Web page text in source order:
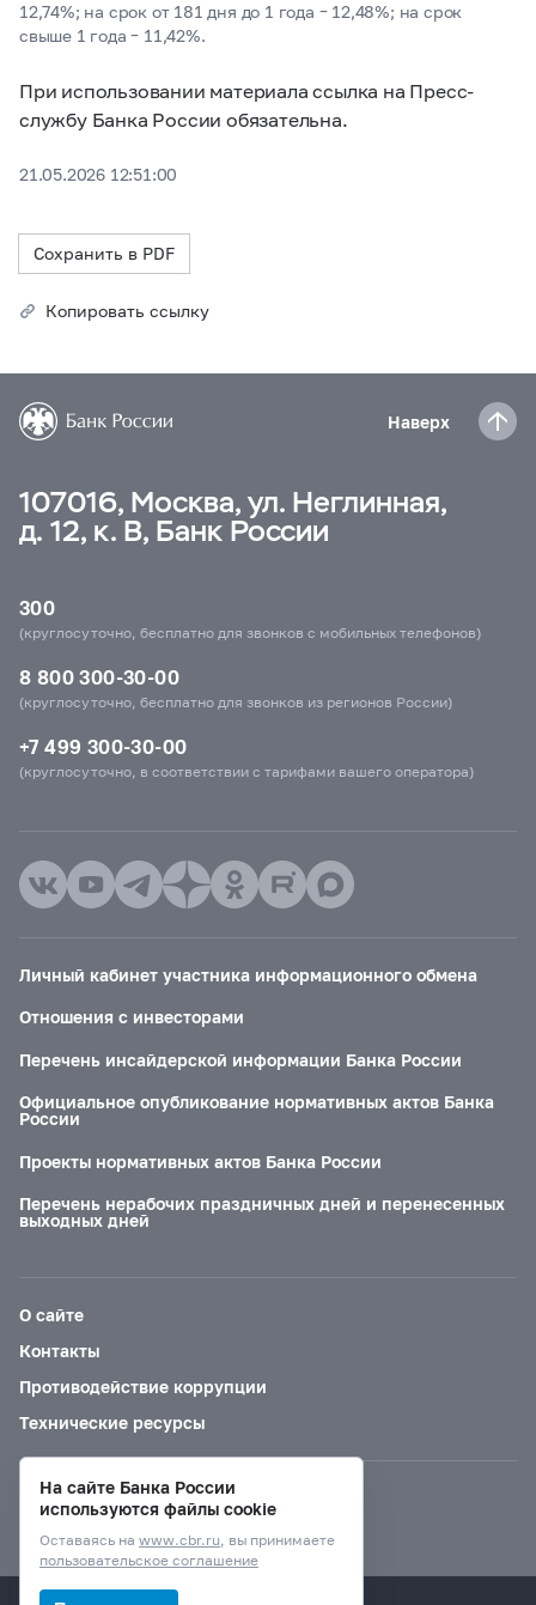
12,74%; на срок от 181 дня до 1 года – 12,48%; на срок
свыше 1 года – 11,42%.
При использовании материала ссылка на Пресс-
службу Банка России обязательна.
21.05.2026 12:51:00
Сохранить в PDF
Копировать ссылку
Наверх
107016, Москва, ул. Неглинная,
д. 12, к. В, Банк России
300
(круглосуточно, бесплатно для звонков с мобильных телефонов)
8 800 300-30-00
(круглосуточно, бесплатно для звонков из регионов России)
+7 499 300-30-00
(круглосуточно, в соответствии с тарифами вашего оператора)
Личный кабинет участника информационного обмена
Отношения с инвесторами
Перечень инсайдерской информации Банка России
Официальное опубликование нормативных актов Банка
России
Проекты нормативных актов Банка России
Перечень нерабочих праздничных дней и перенесенных
выходных дней
О сайте
Контакты
Противодействие коррупции
Технические ресурсы
Версия для слабовидящих
На сайте Банка России
используются файлы cookie
Оставаясь на www.cbr.ru, вы принимаете
пользовательское соглашение